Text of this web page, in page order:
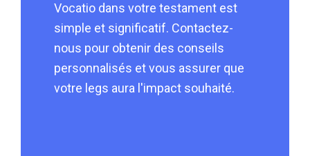
Vocatio dans votre testament est
simple et significatif. Contactez-
nous pour obtenir des conseils
personnalisés et vous assurer que
votre legs aura l'impact souhaité.